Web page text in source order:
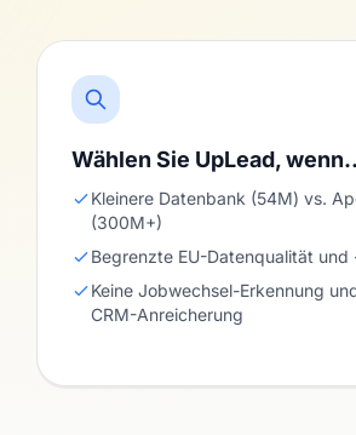
Wählen Sie UpLead,
Kleinere Datenbank (54M) vs.
(300M+)
Begrenzte EU-Datenqualität
Keine Jobwechsel-Erkennung
CRM-Anreicherung